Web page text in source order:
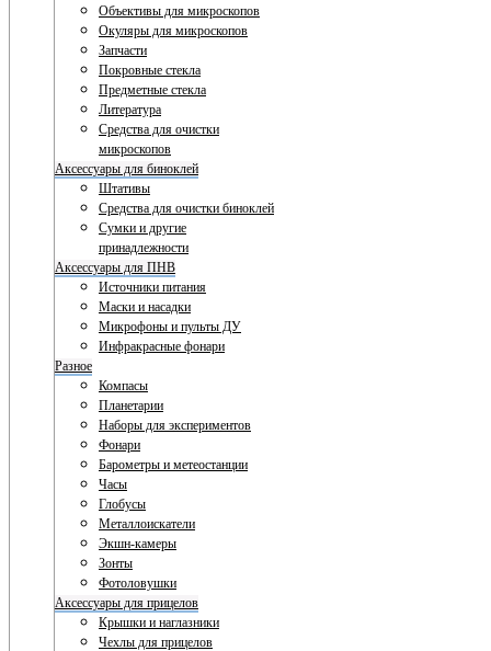
Объективы для микроскопов
Окуляры для микроскопов
Запчасти
Покровные стекла
Предметные стекла
Литература
Средства для очистки
микроскопов
Аксессуары для биноклей
Штативы
Средства для очистки биноклей
Сумки и другие
принадлежности
Аксессуары для ПНВ
Источники питания
Маски и насадки
Микрофоны и пульты ДУ
Инфракрасные фонари
Разное
Компасы
Планетарии
Наборы для экспериментов
Фонари
Барометры и метеостанции
Часы
Глобусы
Металлоискатели
Экшн-камеры
Зонты
Фотоловушки
Аксессуары для прицелов
Крышки и наглазники
Чехлы для прицелов